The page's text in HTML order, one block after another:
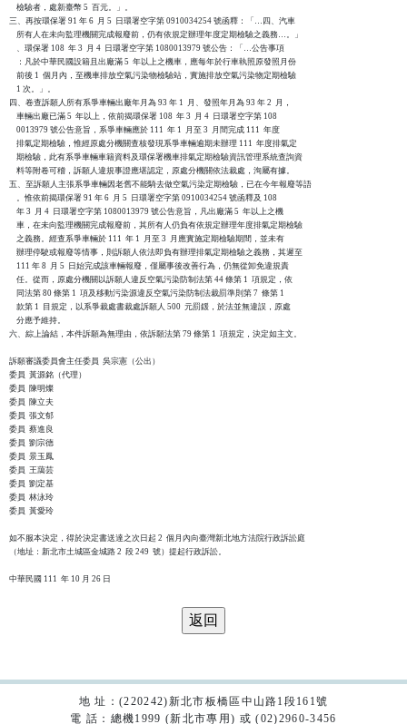
    檢驗者，處新臺幣 5  百元。」。
三、再按環保署 91 年 6  月 5  日環署空字第 0910034254 號函釋：「…四、汽車
    所有人在未向監理機關完成報廢前，仍有依規定辦理年度定期檢驗之義務…。」
    、環保署 108  年 3  月 4  日環署空字第 1080013979 號公告：「…公告事項
    ：凡於中華民國設籍且出廠滿 5  年以上之機車，應每年於行車執照原發照月份
    前後 1  個月內，至機車排放空氣污染物檢驗站，實施排放空氣污染物定期檢驗
    1 次。」。
四、卷查訴願人所有系爭車輛出廠年月為 93 年 1  月、發照年月為 93 年 2  月，
    車輛出廠已滿 5  年以上，依前揭環保署 108  年 3  月 4  日環署空字第 108
    0013979 號公告意旨，系爭車輛應於 111  年 1  月至 3  月間完成 111  年度
    排氣定期檢驗，惟經原處分機關查核發現系爭車輛逾期未辦理 111  年度排氣定
    期檢驗，此有系爭車輛車籍資料及環保署機車排氣定期檢驗資訊管理系統查詢資
    料等附卷可稽，訴願人違規事證應堪認定，原處分機關依法裁處，洵屬有據。
五、至訴願人主張系爭車輛因老舊不能騎去做空氣污染定期檢驗，已在今年報廢等語
    。惟依前揭環保署 91 年 6  月 5  日環署空字第 0910034254 號函釋及 108
    年 3  月 4  日環署空字第 1080013979 號公告意旨，凡出廠滿 5  年以上之機
    車，在未向監理機關完成報廢前，其所有人仍負有依規定辦理年度排氣定期檢驗
    之義務。經查系爭車輛於 111  年 1  月至 3  月應實施定期檢驗期間，並未有
    辦理停駛或報廢等情事，則訴願人依法即負有辦理排氣定期檢驗之義務，其遲至
    111 年 8  月 5  日始完成該車輛報廢，僅屬事後改善行為，仍無從卸免違規責
    任。從而，原處分機關以訴願人違反空氣污染防制法第 44 條第 1  項規定，依
    同法第 80 條第 1  項及移動污染源違反空氣污染防制法裁罰準則第 7  條第 1
    款第 1  目規定，以系爭裁處書裁處訴願人 500  元罰鍰，於法並無違誤，原處
    分應予維持。
六、綜上論結，本件訴願為無理由，依訴願法第 79 條第 1  項規定，決定如主文。
訴願審議委員會主任委員  吳宗憲（公出）
委員  黃源銘（代理）
委員  陳明燦
委員  陳立夫
委員  張文郁
委員  蔡進良
委員  劉宗德
委員  景玉鳳
委員  王藹芸
委員  劉定基
委員  林泳玲
委員  黃愛玲
如不服本決定，得於決定書送達之次日起 2  個月內向臺灣新北地方法院行政訴訟庭
（地址：新北市土城區金城路 2  段 249  號）提起行政訴訟。
地 址：(220242)新北市板橋區中山路1段161號
電 話：總機1999 (新北市專用) 或 (02)2960-3456